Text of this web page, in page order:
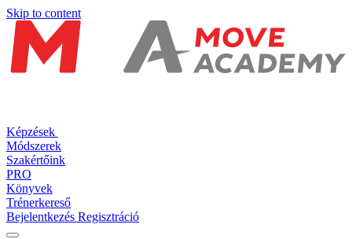
Skip to content
Képzések
Módszerek
Szakértőink
PRO
Könyvek
Trénerkereső
Bejelentkezés Regisztráció